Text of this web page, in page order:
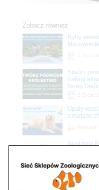
Zobacz również
Ryby
Stwórz
rośliny
Nowy
Upały
z matami
Z Życia
Niedziela